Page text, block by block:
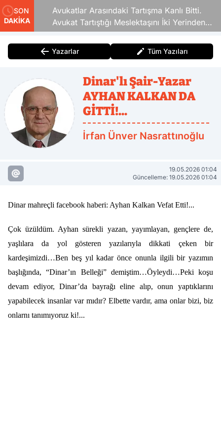
SON
DAKİKA
Avukatlar Arasındaki Tartışma Kanlı Bitti.
Avukat Tartıştığı Meslektaşını İki Yerinden
Vurdu
Yazarlar Tüm Yazıları
Dinar'lı Şair-Yazar
AYHAN KALKAN DA
GİTTİ!...
İrfan Ünver Nasrattınoğlu
19.05.2026 01:04
Güncelleme: 19.05.2026 01:04
Dinar mahreçli facebook haberi: Ayhan Kalkan Vefat Etti!...
Çok üzüldüm. Ayhan sürekli yazan, yayımlayan, gençlere de,
yaşlılara da yol gösteren yazılarıyla dikkati çeken bir
kardeşimizdi…Ben beş yıl kadar önce onunla ilgili bir yazımın
başlığında, “Dinar’ın Belleği” demiştim…Öyleydi…Peki koşu
devam ediyor, Dinar’da bayrağı eline alıp, onun yaptıklarını
yapabilecek insanlar var mıdır? Elbette vardır, ama onlar bizi, biz
onlarnı tanımıyoruz ki!...